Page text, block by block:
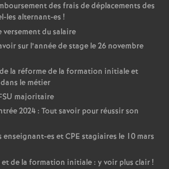
des frais de déplacements des
les alternant-es !
du salaire
sur l’année de stage le 26 novembre
la réforme de la formation initiale et
le métier
majoritaire
2024 : Tout savoir pour réussir son
enseignant-es etCPE stagiaires le 10 mars
et de la formation initiale : y voir plus clair!